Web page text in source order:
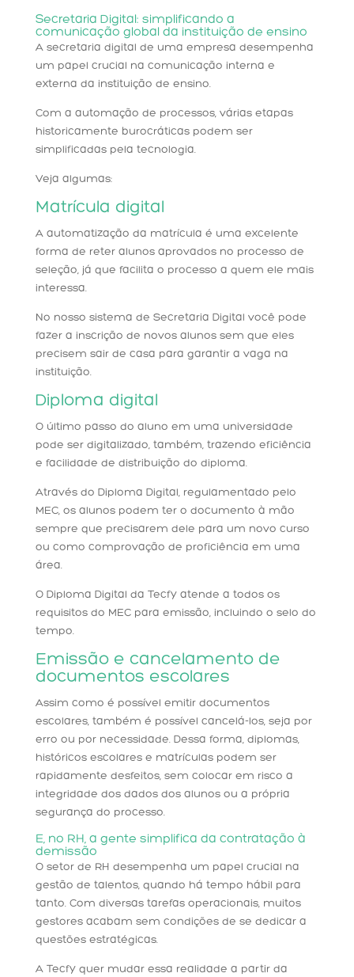
Secretaria Digital: simplificando a
comunicação global da instituição de ensino
A secretaria digital de uma empresa desempenha
um papel crucial na comunicação interna e
externa da instituição de ensino.
Com a automação de processos, várias etapas
historicamente burocráticas podem ser
simplificadas pela tecnologia.
Veja algumas:
Matrícula digital
A automatização da matrícula é uma excelente
forma de reter alunos aprovados no processo de
seleção, já que facilita o processo a quem ele mais
interessa.
No nosso sistema de Secretaria Digital você pode
fazer a inscrição de novos alunos sem que eles
precisem sair de casa para garantir a vaga na
instituição.
Diploma digital
O último passo do aluno em uma universidade
pode ser digitalizado, também, trazendo eficiência
e facilidade de distribuição do diploma.
Através do Diploma Digital, regulamentado pelo
MEC, os alunos podem ter o documento à mão
sempre que precisarem dele para um novo curso
ou como comprovação de proficiência em uma
área.
O Diploma Digital da Tecfy atende a todos os
requisitos do MEC para emissão, incluindo o selo do
tempo.
Emissão e cancelamento de
documentos escolares
Assim como é possível emitir documentos
escolares, também é possível cancelá-los, seja por
erro ou por necessidade. Dessa forma, diplomas,
históricos escolares e matrículas podem ser
rapidamente desfeitos, sem colocar em risco a
integridade dos dados dos alunos ou a própria
segurança do processo.
E, no RH, a gente simplifica da contratação à
demissão
O setor de RH desempenha um papel crucial na
gestão de talentos, quando há tempo hábil para
tanto. Com diversas tarefas operacionais, muitos
gestores acabam sem condições de se dedicar a
questões estratégicas.
A Tecfy quer mudar essa realidade a partir da